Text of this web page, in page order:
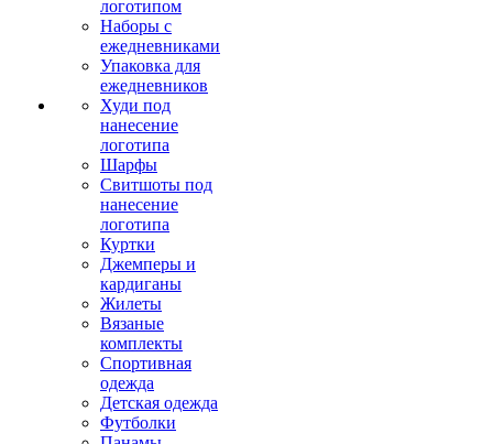
логотипом
Наборы с
ежедневниками
Упаковка для
ежедневников
Худи под
нанесение
логотипа
Шарфы
Свитшоты под
нанесение
логотипа
Куртки
Джемперы и
кардиганы
Жилеты
Вязаные
комплекты
Спортивная
одежда
Детская одежда
Футболки